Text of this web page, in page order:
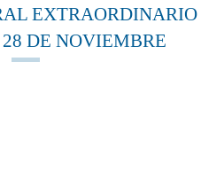
EXTRAORDINARIO
DE NOVIEMBRE